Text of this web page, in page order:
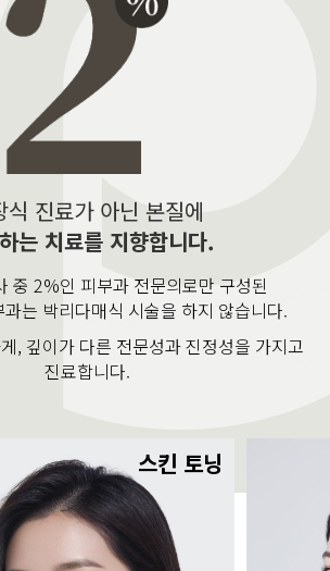
식 진료가 아닌 본질에
는 치료를 지향합니다.
중 2%인 피부과 전문의로만 구성된
는 박리다매식 시술을 하지 않습니다.
, 깊이가 다른 전문성과 진정성을 가지고
진료합니다.
스킨 토닝